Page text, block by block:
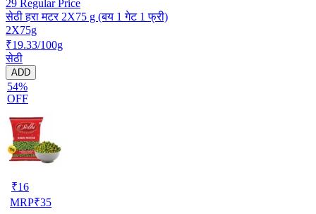
29 Regular Price
सेठी हरा मटर 2X75 g (बय 1 गेट 1 फ्री)
2X75g
₹19.33/100g
सेठी
ADD
54%
OFF
₹16
MRP₹35